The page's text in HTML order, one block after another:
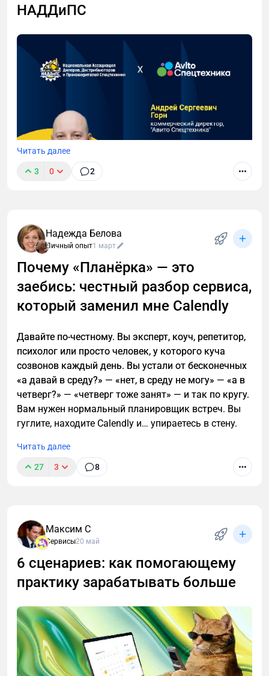
НАДДиПС
7 апреля в Москве пройдет форум Национальной
Ассоциации Дилеров, Дистрибьютеров и
Производителей спецтехники (НАДДиПС).
Спецтехника». Опубликованы спикеры форума!
Читать далее
3 0 2
Надежда Белова
Личный опыт1 март
Почему «Планёрка» — это
заебись: честный разбор сервиса,
который заменил мне Calendly
Давайте по-честному. Вы эксперт, коуч, репетитор,
психолог или просто человек, у которого куча
созвонов каждый день. Вы устали от бесконечных
«а давай в среду?» — «нет, в среду не могу» — «а в
четверг?» — «четверг тоже занят» — и так по кругу.
Вам нужен нормальный планировщик встреч. Вы
гуглите, находите Calendly и… упираетесь в стену.
Читать далее
27 3 8
Максим С
Сервисы20 май
6 сценариев: как помогающему
практику зарабатывать больше